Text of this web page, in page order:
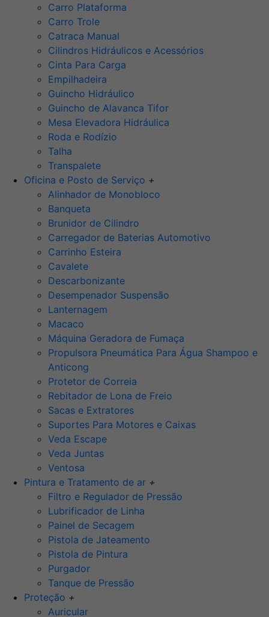
Carro Plataforma
Carro Trole
Catraca Manual
Cilindros Hidráulicos e Acessórios
Cinta Para Carga
Empilhadeira
Guincho Hidráulico
Guincho de Alavanca Tifor
Mesa Elevadora Hidráulica
Roda e Rodízio
Talha
Transpalete
Oficina e Posto de Serviço +
Alinhador de Monobloco
Banqueta
Brunidor de Cilindro
Carregador de Baterias Automotivo
Carrinho Esteira
Cavalete
Descarbonizante
Desempenador Suspensão
Lanternagem
Macaco
Máquina Geradora de Fumaça
Propulsora Pneumática Para Água Shampoo e
Anticong
Protetor de Correia
Rebitador de Lona de Freio
Sacas e Extratores
Suportes Para Motores e Caixas
Veda Escape
Veda Juntas
Ventosa
Pintura e Tratamento de ar +
Filtro e Regulador de Pressão
Lubrificador de Linha
Painel de Secagem
Pistola de Jateamento
Pistola de Pintura
Purgador
Tanque de Pressão
Proteção +
Auricular